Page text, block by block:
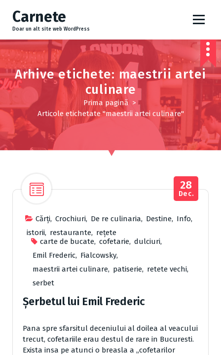
i
l
a
c
o
n
t
Carnete
Doar un alt site web WordPress
Arhive etichete: maestrii artei
culinare
Prima pagină>
Articole etichetate "maestrii artei culinare"
Cărţi, Crochiuri, De re culinaria, Destine, Info,
istorii, restaurante, reţete
carte de bucate, cofetarie, dulciuri,
Emil Frederic, Fialcowsky,
maestrii artei culinare, patiserie, retete vechi,
serbet
28
Dec.
Şerbetul lui Emil Frederic
Pana spre sfarsitul deceniului al doilea al veacului
trecut, cofetariile erau destul de rare in Bucuresti.
Exista insa pe atunci o breasla a „cofetarilor